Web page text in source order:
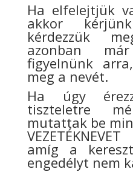
Ha elfelejtjük
akkor
kérdezzük
azonban
figyelnünk
meg a nevét.
Ha úgy
tiszteletre
mutattak be
amíg a
engedélyt nem